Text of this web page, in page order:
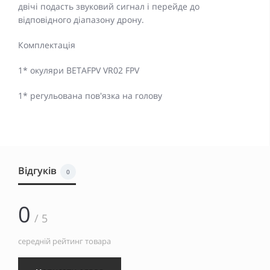
двічі подасть звуковий сигнал і перейде до
відповідного діапазону дрону.
Комплектація
1* окуляри BETAFPV VR02 FPV
1* регульована пов'язка на голову
Відгуків 0
0 / 5
середній рейтинг товара